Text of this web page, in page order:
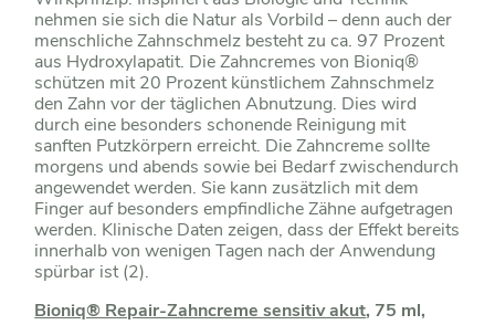
nehmen sie sich die Natur als Vorbild – denn auch der
menschliche Zahnschmelz besteht zu ca. 97 Prozent
aus Hydroxylapatit. Die Zahncremes von Bioniq®
schützen mit 20 Prozent künstlichem Zahnschmelz
den Zahn vor der täglichen Abnutzung. Dies wird
durch eine besonders schonende Reinigung mit
sanften Putzkörpern erreicht. Die Zahncreme sollte
morgens und abends sowie bei Bedarf zwischendurch
angewendet werden. Sie kann zusätzlich mit dem
Finger auf besonders empfindliche Zähne aufgetragen
werden. Klinische Daten zeigen, dass der Effekt bereits
innerhalb von wenigen Tagen nach der Anwendung
spürbar ist (2).
Bioniq® Repair-Zahncreme sensitiv akut, 75 ml,